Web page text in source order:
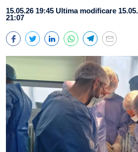
15.05.26 19:45 Ultima modificare
21:07